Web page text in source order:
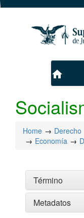
home
Home Derecho
Economía
Término
Metadatos